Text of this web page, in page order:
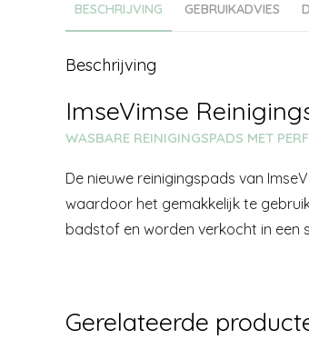
BESCHRIJVING GEBRUIKADVIES
Beschrijving
ImseVimse
WASBARE REINIGINGSPADS MET
De nieuwe reinigingspads van
waardoor het gemakkelijk te
badstof en worden verkocht in een
Gerelateerde